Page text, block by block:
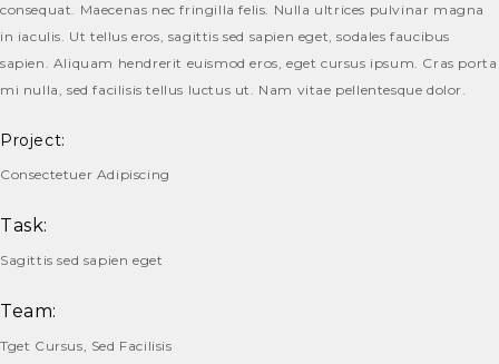
consequat. Maecenas nec fringilla felis. Nulla ultrices pulvinar magna
in iaculis. Ut tellus eros, sagittis sed sapien eget, sodales faucibus
sapien. Aliquam hendrerit euismod eros, eget cursus ipsum. Cras porta
mi nulla, sed facilisis tellus luctus ut. Nam vitae pellentesque dolor.
Project:
Consectetuer Adipiscing
Task:
Sagittis sed sapien eget
Team:
Tget Cursus, Sed Facilisis